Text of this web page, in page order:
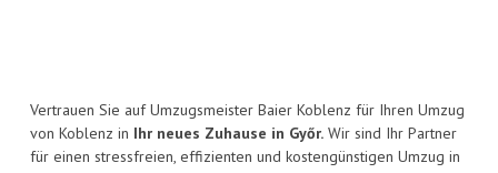
Vertrauen Sie auf Umzugsmeister Baier Koblenz für Ihren Umzug
von Koblenz in Ihr neues Zuhause in Győr. Wir sind Ihr Partner
für einen stressfreien, effizienten und kostengünstigen Umzug in